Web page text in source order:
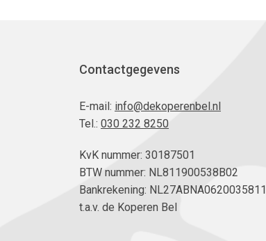
Contactgegevens
E-mail: info@dekoperenbel.nl
Tel.: 030 232 8250
KvK nummer: 30187501
BTW nummer: NL811900538B02
Bankrekening: NL27ABNA0620035811
t.a.v. de Koperen Bel